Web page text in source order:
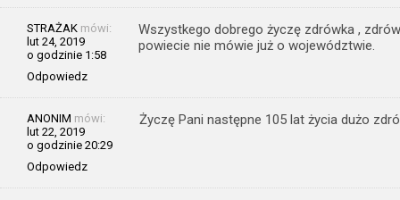
STRAŻAK mówi:
lut 24, 2019
o godzinie 1:58
Odpowiedz
Wszystkego dobrego życzę zdrówka ,
powiecie nie mówie już o województwie.
ANONIM mówi:
lut 22, 2019
o godzinie 20:29
Odpowiedz
Życzę Pani następne 105 lat życia dużo